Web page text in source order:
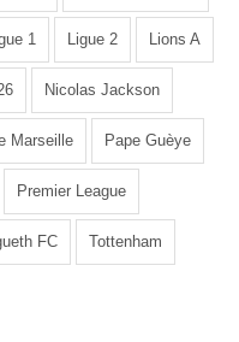
1 Ligue 2 Lions A
Nicolas Jackson
Marseille Pape Guèye
Premier League
FC Tottenham